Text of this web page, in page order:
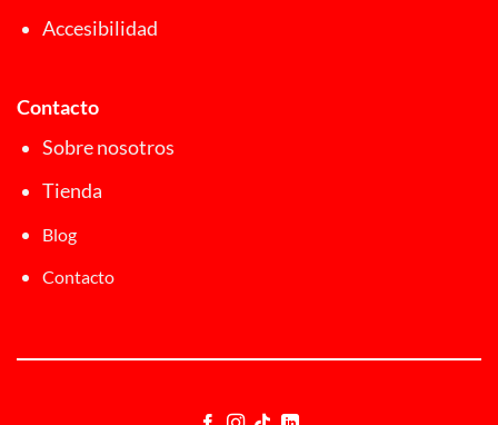
Accesibilidad
Contacto
Sobre nosotros
Tienda
Blog
Contacto